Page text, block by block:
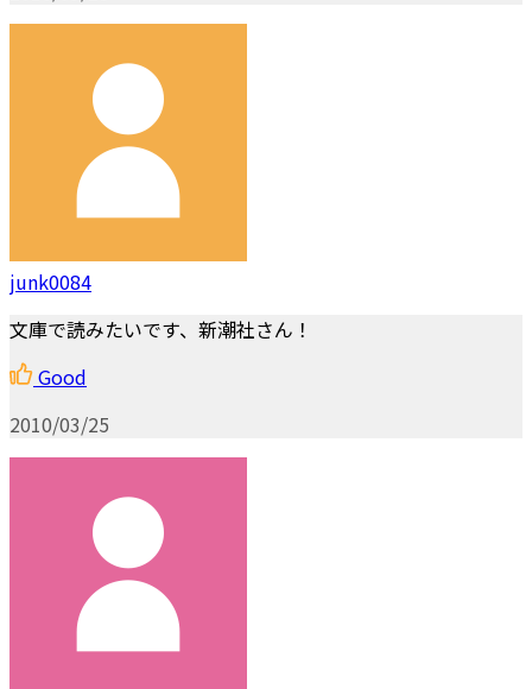
junk0084
文庫で読みたいです、新潮社さん！
Good
2010/03/25